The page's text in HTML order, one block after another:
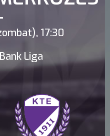
17:30
Liga